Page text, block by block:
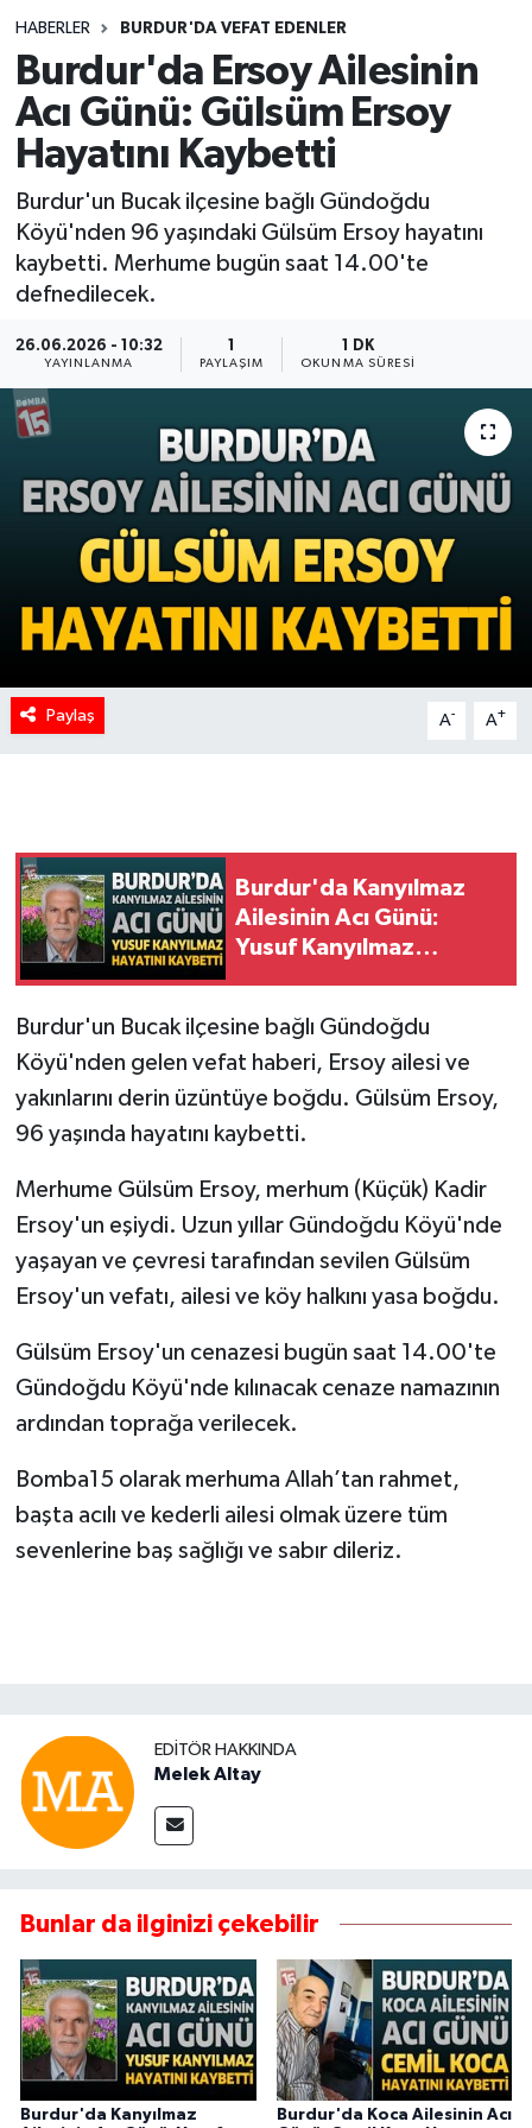
HABERLER BURDUR'DA VEFAT EDENLER
Burdur'da Ersoy Ailesinin
Acı Günü: Gülsüm Ersoy
Hayatını Kaybetti
Burdur'un Bucak ilçesine bağlı Gündoğdu
Köyü'nden 96 yaşındaki Gülsüm Ersoy hayatını
kaybetti. Merhume bugün saat 14.00'te
defnedilecek.
26.06.2026 - 10:32
YAYINLANMA
1
PAYLAŞIM
1 DK
OKUNMA SÜRESI
Paylaş A- A+
Burdur'da Kanyılmaz
Ailesinin Acı Günü:
Yusuf Kanyılmaz
Burdur'un Bucak ilçesine bağlı Gündoğdu
Köyü'nden gelen vefat haberi, Ersoy ailesi ve
yakınlarını derin üzüntüye boğdu. Gülsüm Ersoy,
96 yaşında hayatını kaybetti.
Merhume Gülsüm Ersoy, merhum (Küçük) Kadir
Ersoy'un eşiydi. Uzun yıllar Gündoğdu Köyü'nde
yaşayan ve çevresi tarafından sevilen Gülsüm
Ersoy'un vefatı, ailesi ve köy halkını yasa boğdu.
Gülsüm Ersoy'un cenazesi bugün saat 14.00'te
Gündoğdu Köyü'nde kılınacak cenaze namazının
ardından toprağa verilecek.
Bomba15 olarak merhuma Allah’tan rahmet,
başta acılı ve kederli ailesi olmak üzere tüm
sevenlerine baş sağlığı ve sabır dileriz.
EDITÖR HAKKINDA
Melek Altay
Bunlar da ilginizi çekebilir
Burdur'da Kanyılmaz
Burdur'da Koca Ailesinin Acı
Spor
Tebrik
Türkiye